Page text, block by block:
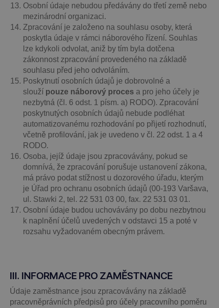
Osobní údaje nebudou předávány do třetí země nebo
mezinárodní organizaci.
Zpracování je založeno na souhlasu osoby, která
poskytla údaje v rámci náborového řízení. Souhlas
lze kdykoli odvolat, aniž by tím byla dotčena
zákonnost zpracování provedeného na základě
souhlasu před jeho odvoláním.
Poskytnutí osobních údajů je dobrovolné a
slouží pouze náborový proces a pro jeho účely je
nezbytná (čl. 6 odst. 1 písm. a) RODO). Zpracování
poskytnutých osobních údajů nebude podléhat
automatizovanému rozhodování po přijetí rozhodnutí,
včetně profilování, jak je uvedeno v čl. 22 odst. 1 a 4
RODO.
Osoba, jejíž údaje jsou zpracovávány, pokud se
domnívá, že zpracování porušuje ustanovení zákona,
má právo podat stížnost u dozorového úřadu, kterým
je Úřad pro ochranu osobních údajů (00-193 Varšava,
ul. Stawki 2, tel. 22 531 03 00, fax. 22 531 03 01.
Osobní údaje budou uchovávány po dobu nezbytnou
k naplnění účelů uvedených v odstavci 15 a poté v
rozsahu vyžadovaném obecným právem.
III. INFORMACE PRO ZAMĚSTNANCE
Údaje zaměstnance jsou zpracovávány na základě
pracovněprávních předpisů pro účely pracovního poměru